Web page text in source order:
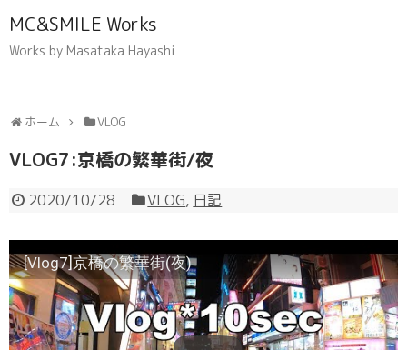
MC&SMILE Works
Works by Masataka Hayashi
ホーム VLOG
VLOG7:京橋の繁華街/夜
2020/10/28 VLOG, 日記
[Vlog7]京橋の繁華街(夜)